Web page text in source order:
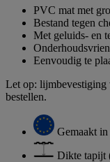
PVC mat met
Bestand tegen
Met geluids- en
Eenvoudig te
Let op: lijmbevestiging
bestellen.
Gemaakt
Dikte tapijt